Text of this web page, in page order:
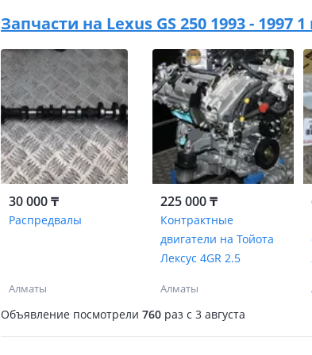
Запчасти на Lexus GS 250 1993 - 1997
30 000 ₸
Распредвалы
Алматы
225 000 ₸
Контрактные
двигатели на Тойота
Лексус 4GR 2.5
Алматы
Объявление посмотрели 760 раз c 3 августа